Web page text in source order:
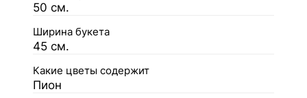
50 см.
Ширина букета
45 см.
Какие цветы содержит
Пион